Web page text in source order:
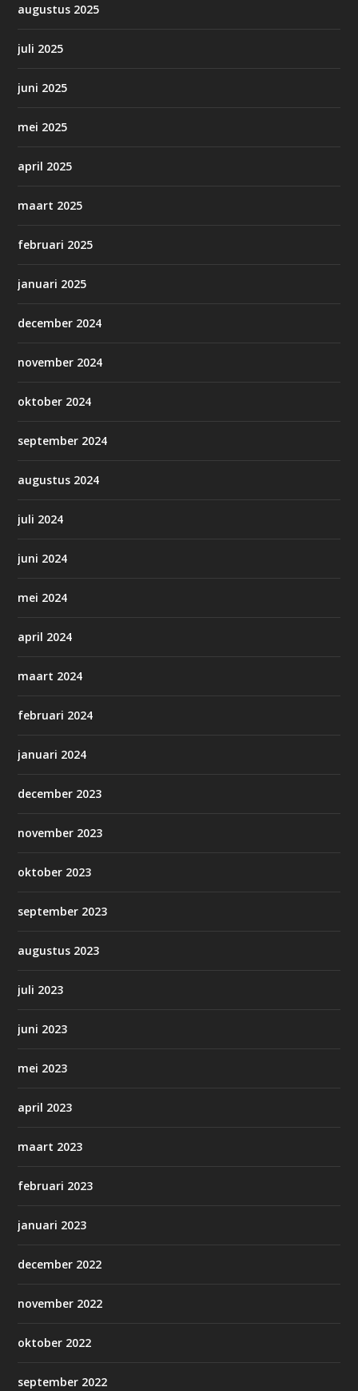
augustus 2025
juli 2025
juni 2025
mei 2025
april 2025
maart 2025
februari 2025
januari 2025
december 2024
november 2024
oktober 2024
september 2024
augustus 2024
juli 2024
juni 2024
mei 2024
april 2024
maart 2024
februari 2024
januari 2024
december 2023
november 2023
oktober 2023
september 2023
augustus 2023
juli 2023
juni 2023
mei 2023
april 2023
maart 2023
februari 2023
januari 2023
december 2022
november 2022
oktober 2022
september 2022